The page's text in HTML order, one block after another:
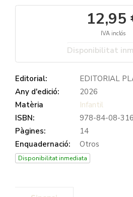
12,95
IVA inclós
Disponibilitat
Editorial:
EDITORIAL
Any d'edició:
2026
Matèria
Infantil
ISBN:
978-84-08-
Pàgines:
14
Enquadernació:
Otros
Disponibilitat inmediata